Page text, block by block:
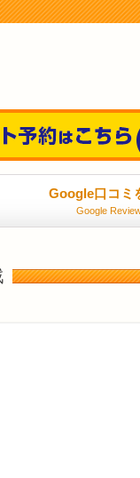
Google口コミ
Google